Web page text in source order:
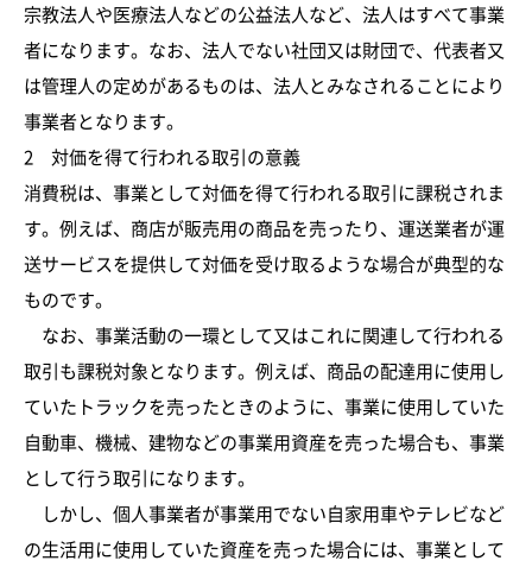
宗教法人や医療法人などの公益法人など、法人はすべて事業
者になります。なお、法人でない社団又は財団で、代表者又
は管理人の定めがあるものは、法人とみなされることにより
事業者となります。
2 対価を得て行われる取引の意義
消費税は、事業として対価を得て行われる取引に課税されま
す。例えば、商店が販売用の商品を売ったり、運送業者が運
送サービスを提供して対価を受け取るような場合が典型的な
ものです。
なお、事業活動の一環として又はこれに関連して行われる
取引も課税対象となります。例えば、商品の配達用に使用し
ていたトラックを売ったときのように、事業に使用していた
自動車、機械、建物などの事業用資産を売った場合も、事業
として行う取引になります。
しかし、個人事業者が事業用でない自家用車やテレビなど
の生活用に使用していた資産を売った場合には、事業として